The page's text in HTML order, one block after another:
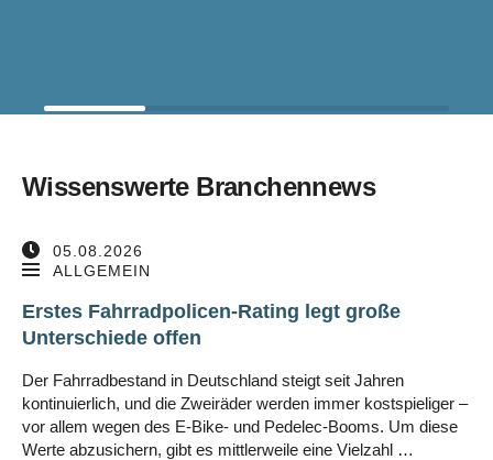
Wissenswerte Branchennews
05.08.2026
ALLGEMEIN
Erstes Fahrradpolicen-Rating legt große
Unterschiede offen
Der Fahrradbestand in Deutschland steigt seit Jahren
kontinuierlich, und die Zweiräder werden immer kostspieliger –
vor allem wegen des E-Bike- und Pedelec-Booms. Um diese
Werte abzusichern, gibt es mittlerweile eine Vielzahl …